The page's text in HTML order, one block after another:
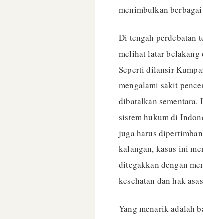
menimbulkan
Di tengah perdebatan
melihat latar
Seperti dilansir
mengalami sakit
dibatalkan sementara.
sistem hukum di
juga harus
kalangan, kasus ini
ditegakkan dengan
kesehatan dan hak
Yang menarik adalah